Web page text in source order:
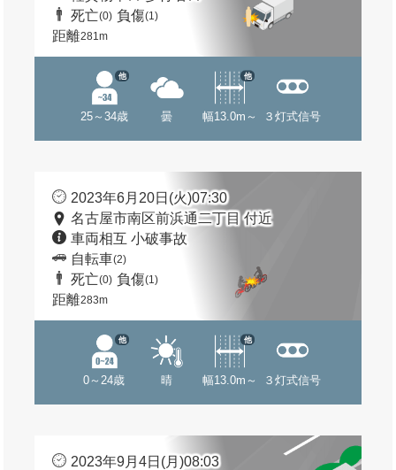
死亡(0) 負傷(1)
距離281m
25～34歳
他
曇 幅13.0m～
他
３灯式信号
2023年6月20日(火)07:30
名古屋市南区前浜通二丁目 付近
車両相互 小破事故
自転車(2)
死亡(0) 負傷(1)
距離283m
0～24歳
他
晴 幅13.0m～
他
３灯式信号
2023年9月4日(月)08:03